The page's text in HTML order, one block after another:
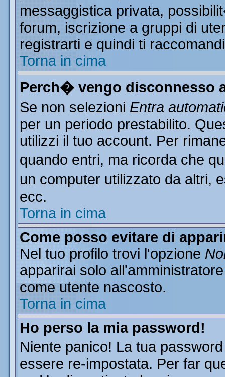
messaggistica privata,
forum, iscrizione a gruppi di
registrarti e quindi ti
Torna in cima
Perch� vengo disconnesso
Se non selezioni Entra
per un periodo prestabilito.
utilizzi il tuo account. Per
quando entri, ma ricorda che
un computer utilizzato da
ecc.
Torna in cima
Come posso evitare di
Nel tuo profilo trovi l'opzione
apparirai solo
come utente nascosto.
Torna in cima
Ho perso la mia password!
Niente panico! La tua
essere re-impostata. Per far